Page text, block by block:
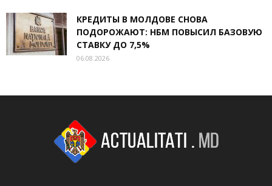
КРЕДИТЫ В МОЛДОВЕ СНОВА
ПОДОРОЖАЮТ: НБМ ПОВЫСИЛ БАЗОВУЮ
СТАВКУ ДО 7,5%
06.08.2026